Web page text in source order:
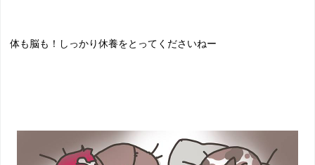
体も脳も！しっかり休養をとってくださいねー